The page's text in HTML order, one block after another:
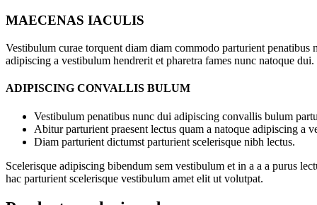
MAECENAS IACULIS
Vestibulum curae torquent diam diam commodo parturient
adipiscing a vestibulum hendrerit et pharetra fames nunc natoque dui.
ADIPISCING CONVALLIS BULUM
Vestibulum penatibus nunc dui adipiscing convallis bulum
Abitur parturient praesent lectus quam a natoque adipiscing a
Diam parturient dictumst parturient scelerisque nibh lectus.
Scelerisque adipiscing bibendum sem vestibulum et in a a a purus
hac parturient scelerisque vestibulum amet elit ut volutpat.